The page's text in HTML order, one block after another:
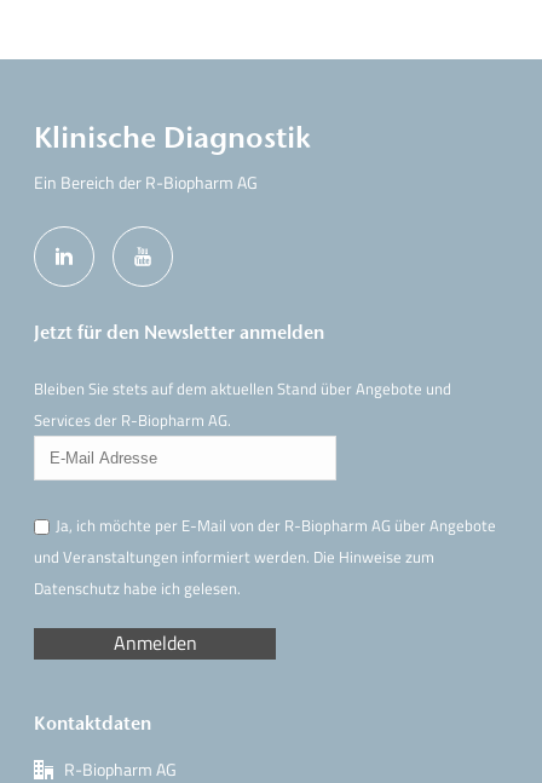
Klinische Diagnostik
Ein Bereich der R-Biopharm AG
Jetzt für den Newsletter anmelden
Bleiben Sie stets auf dem aktuellen Stand über Angebote und
Services der R-Biopharm AG.
Ja, ich möchte per E-Mail von der R-Biopharm AG über Angebote
und Veranstaltungen informiert werden. Die Hinweisezum
Datenschutz habe ich gelesen.
Kontaktdaten
R-Biopharm AG